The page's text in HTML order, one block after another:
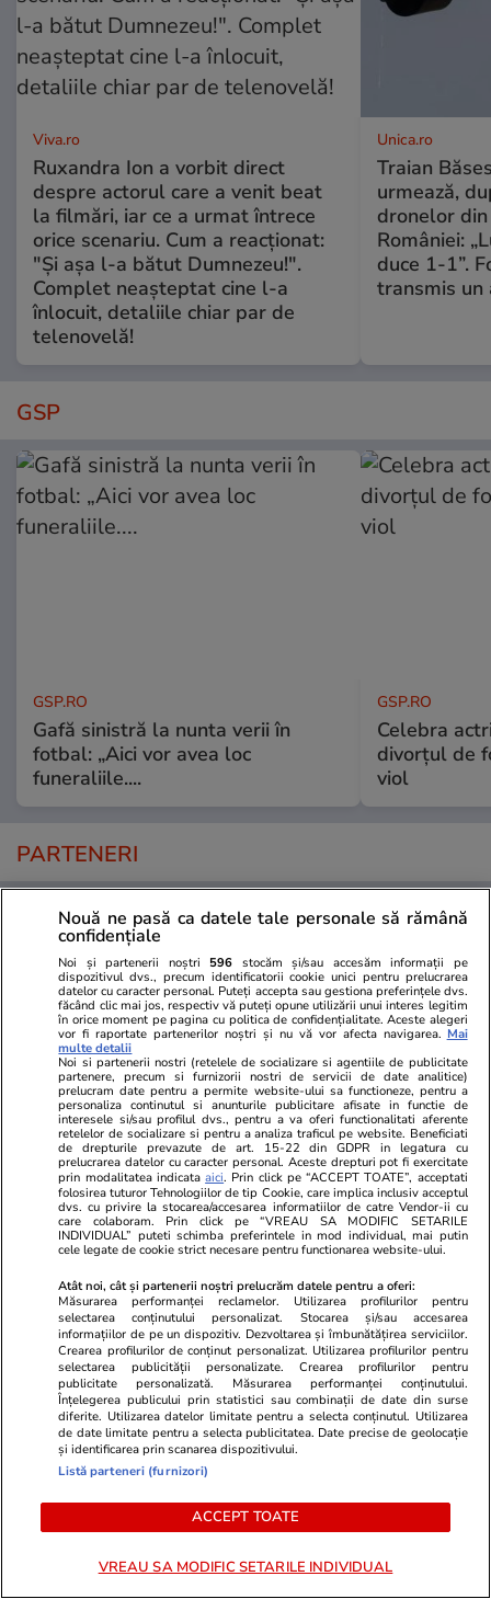
Viva.ro
Ruxandra Ion a vorbit direct
despre actorul care a venit beat
la filmări, iar ce a urmat întrece
orice scenariu. Cum a reacționat:
"Și așa l-a bătut Dumnezeu!".
Complet neașteptat cine l-a
înlocuit, detaliile chiar par de
telenovelă!
Unica.ro
Traian
urmează,
dronelor
României:
duce 1-1”.
transmis un
GSP
GSP.RO
Gafă sinistră la nunta verii în
fotbal: „Aici vor avea loc
funeraliile....
GSP.RO
Celebra
divorțul de
viol
PARTENERI
Libertateapentrufemei.ro
Atenție! Poți primi bani de la stat
dacă-ți îngrijești părinții, bunicii
sau pe cineva vârstnic din familie.
Acum s-a decis! Cum trebuie să
Avantaje.ro
Dieta
oricine!
urmează
specialiști!
acestui stil
ȘTIRI ROMÂNIA
Știri România 07:39
Ambasadorul rus Vladimir
Lipaev nu va fi primit de Oana
Țoiu la MAE. Motivul pentru
care ministrul de Externe a luat
această decizie
Nouă ne pasă ca datele tale personale să rămână
confidențiale
Noi și partenerii noștri 596 stocăm și/sau accesăm informații pe
dispozitivul dvs., precum identificatorii cookie unici pentru prelucrarea
datelor cu caracter personal. Puteți accepta sau gestiona preferințele dvs.
făcând clic mai jos, respectiv vă puteți opune utilizării unui interes legitim
în orice moment pe pagina cu politica de confidențialitate. Aceste alegeri
vor fi raportate partenerilor noștri și nu vă vor afecta navigarea. Mai
multe detalii
Noi si partenerii nostri (retelele de socializare si agentiile de publicitate
partenere, precum si furnizorii nostri de servicii de date analitice)
prelucram date pentru a permite website-ului sa functioneze, pentru a
personaliza continutul si anunturile publicitare afisate in functie de
interesele si/sau profilul dvs., pentru a va oferi functionalitati aferente
retelelor de socializare si pentru a analiza traficul pe website. Beneficiati
de drepturile prevazute de art. 15-22 din GDPR in legatura cu
prelucrarea datelor cu caracter personal. Aceste drepturi pot fi exercitate
prin modalitatea indicataaici. Prin click pe “ACCEPT TOATE”, acceptati
folosirea tuturor Tehnologiilor de tip Cookie, care implica inclusiv acceptul
dvs. cu privire la stocarea/accesarea informatiilor de catre Vendor-ii cu
care colaboram. Prin click pe “VREAU SA MODIFIC SETARILE
INDIVIDUAL” puteti schimba preferintele in mod individual, mai putin
cele legate de cookie strict necesare pentru functionarea website-ului.
Atât noi, cât și partenerii noștri prelucrăm datele pentru a oferi:
Măsurarea performanței reclamelor. Utilizarea profilurilor pentru
selectarea conținutului personalizat. Stocarea și/sau accesarea
informațiilor de pe un dispozitiv. Dezvoltarea și îmbunătățirea serviciilor.
Crearea profilurilor de conținut personalizat. Utilizarea profilurilor pentru
selectarea publicității personalizate. Crearea profilurilor pentru
publicitate personalizată. Măsurarea performanței conținutului.
Înțelegerea publicului prin statistici sau combinații de date din surse
diferite. Utilizarea datelor limitate pentru a selecta conținutul. Utilizarea
de date limitate pentru a selecta publicitatea. Date precise de geolocație
și identificarea prin scanarea dispozitivului.
Listă parteneri (furnizori)
ACCEPT TOATE
VREAU SA MODIFIC SETARILE INDIVIDUAL